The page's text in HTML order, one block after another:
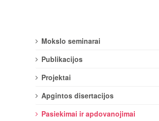
Mokslo seminarai
Publikacijos
Projektai
Apgintos disertacijos
Pasiekimai ir apdovanojimai